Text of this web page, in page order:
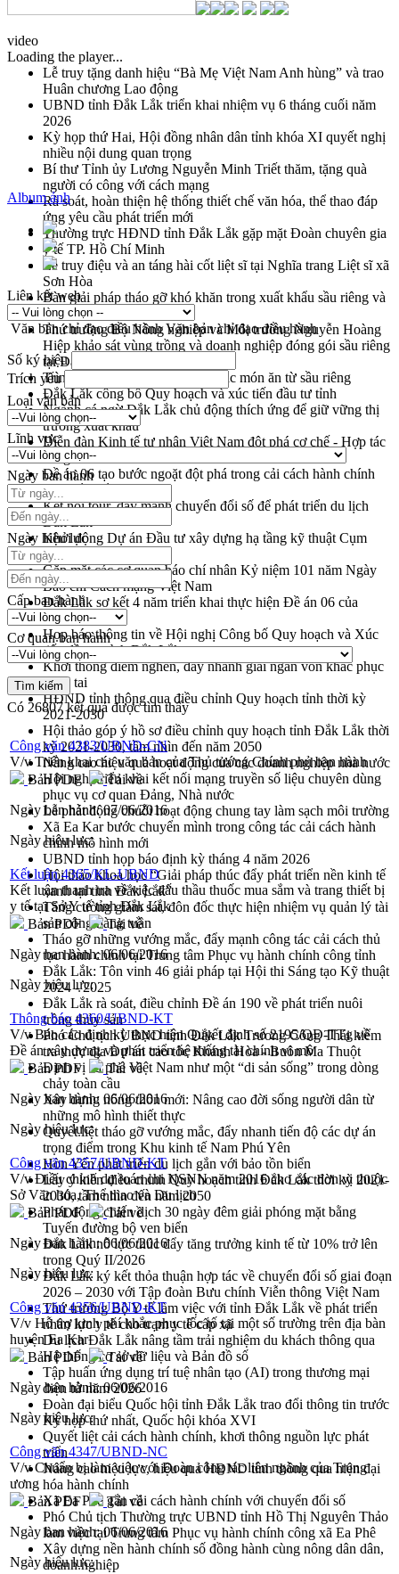
video
Loading the player...
Lễ truy tặng danh hiệu “Bà Mẹ Việt Nam Anh hùng” và trao
Huân chương Lao động
UBND tỉnh Đắk Lắk triển khai nhiệm vụ 6 tháng cuối năm
2026
Kỳ họp thứ Hai, Hội đồng nhân dân tỉnh khóa XI quyết nghị
nhiều nội dung quan trọng
Bí thư Tỉnh ủy Lương Nguyễn Minh Triết thăm, tặng quà
người có công với cách mạng
Rà soát, hoàn thiện hệ thống thiết chế văn hóa, thể thao đáp
ứng yêu cầu phát triển mới
Thường trực HĐND tỉnh Đắk Lắk gặp mặt Đoàn chuyên gia
y tế TP. Hồ Chí Minh
Lễ truy điệu và an táng hài cốt liệt sĩ tại Nghĩa trang Liệt sĩ xã
Sơn Hòa
Bàn giải pháp tháo gỡ khó khăn trong xuất khẩu sầu riêng và
triển khai quy định EUDR
Thứ trưởng Bộ Nông nghiệp và Môi trường Nguyễn Hoàng
Hiệp khảo sát vùng trồng và doanh nghiệp đóng gói sầu riêng
tại Đắk Lắk
Trình diễn nghệ thuật chế biến các món ăn từ sầu riêng
Đắk Lắk công bố Quy hoạch và xúc tiến đầu tư tỉnh
Ngành cá ngừ Đắk Lắk chủ động thích ứng để giữ vững thị
trường xuất khẩu
Diễn đàn Kinh tế tư nhân Việt Nam đột phá cơ chế - Hợp tác
công tư
Đề án 06 tạo bước ngoặt đột phá trong cải cách hành chính
tỉnh Đắk Lắk
Kết nối tour, đẩy mạnh chuyển đổi số để phát triển du lịch
Đắk Lắk
Khởi động Dự án Đầu tư xây dựng hạ tầng kỹ thuật Cụm
công nghiệp Tân Tiến
Gặp mặt các cơ quan báo chí nhân Kỷ niệm 101 năm Ngày
Báo chí Cách mạng Việt Nam
Đắk Lắk sơ kết 4 năm triển khai thực hiện Đề án 06 của
Chính phủ
Họp báo thông tin về Hội nghị Công bố Quy hoạch và Xúc
tiến đầu tư tỉnh Đắk Lắk
Khơi thông điểm nghẽn, đẩy nhanh giải ngân vốn khắc phục
thiên tai
HĐND tỉnh thông qua điều chỉnh Quy hoạch tỉnh thời kỳ
2021-2030
Hội thảo góp ý hồ sơ điều chỉnh quy hoạch tỉnh Đắk Lắk thời
kỳ 2021-2030, tầm nhìn đến năm 2050
Nâng cao hiệu quả hoạt động của các doanh nghiệp nhà nước
Hội nghị triển khai kết nối mạng truyền số liệu chuyên dùng
phục vụ cơ quan Đảng, Nhà nước
Lễ phát động chuỗi hoạt động chung tay làm sạch môi trường
Xã Ea Kar bước chuyển mình trong công tác cải cách hành
chính mô hình mới
UBND tỉnh họp báo định kỳ tháng 4 năm 2026
Hội thảo khoa học “Giải pháp thúc đẩy phát triển nền kinh tế
xanh tại tỉnh Đắk Lắk”
Tăng cường giám sát, đôn đốc thực hiện nhiệm vụ quản lý tài
sản công hàng tuần
Tháo gỡ những vướng mắc, đẩy mạnh công tác cải cách thủ
tục hành chính tại Trung tâm Phục vụ hành chính công tỉnh
Đắk Lắk: Tôn vinh 46 giải pháp tại Hội thi Sáng tạo Kỹ thuật
2024 - 2025
Đắk Lắk rà soát, điều chỉnh Đề án 190 về phát triển nuôi
trồng thủy sản
Phó Chủ tịch UBND tỉnh Đắk Lắk Trương Công Thái kiểm
tra thực địa Dự án cao tốc Khánh Hòa - Buôn Ma Thuột
Định vị cà phê Việt Nam như một “di sản sống” trong dòng
chảy toàn cầu
Xây dựng nông thôn mới: Nâng cao đời sống người dân từ
những mô hình thiết thực
Quyết liệt tháo gỡ vướng mắc, đẩy nhanh tiến độ các dự án
trọng điểm trong Khu kinh tế Nam Phú Yên
Hòn Yến phát triển du lịch gắn với bảo tồn biển
Lấy ý kiến điều chỉnh Quy hoạch tỉnh Đắk Lắk thời kỳ 2021-
2030, tầm nhìn đến năm 2050
Phát động chiến dịch 30 ngày đêm giải phóng mặt bằng
Tuyến đường bộ ven biển
Đắk Lắk nỗ lực thúc đẩy tăng trưởng kinh tế từ 10% trở lên
trong Quý II/2026
Đắk Lắk ký kết thỏa thuận hợp tác về chuyển đổi số giai đoạn
2026 – 2030 với Tập đoàn Bưu chính Viễn thông Việt Nam
Thứ trưởng Bộ Y tế làm việc với tỉnh Đắk Lắk về phát triển
nhân lực y tế cho trạm y tế cấp xã
Du lịch Đắk Lắk nâng tầm trải nghiệm du khách thông qua
Hệ thống cơ sở dữ liệu và Bản đồ số
Tập huấn ứng dụng trí tuệ nhân tạo (AI) trong thương mại
điện tử năm 2026
Đoàn đại biểu Quốc hội tỉnh Đắk Lắk trao đổi thông tin trước
Kỳ họp thứ nhất, Quốc hội khóa XVI
Quyết liệt cải cách hành chính, khơi thông nguồn lực phát
triển
Nâng cao hiệu lực, hiệu quả HĐND tỉnh thông qua hiện đại
hóa hành chính
Xã Ea Phê gắn cải cách hành chính với chuyển đổi số
Phó Chủ tịch Thường trực UBND tỉnh Hồ Thị Nguyên Thảo
làm việc tại Trung tâm Phục vụ hành chính công xã Ea Phê
Xây dựng nền hành chính số đồng hành cùng nông dân dân,
doanh nghiệp
Album ảnh
Liên kết web
Văn bản chỉ đạo điều hành Văn bản chỉ đạo điều hành
Số ký hiệu
Trích yếu
Loại văn bản
Lĩnh vực
Ngày ban hành
Ngày hiệu lực
Cấp ban hành
Cơ quan ban hành
Có 26807kết quả được tìm thấy
Công văn 4383/UBND-CN
V/v Triển khai các văn bản của Thủ tướng Chính phủ ban hành
Bản PDF
Tải về
Ngày ban hành:07/06/2016
Ngày hiệu lực:
Kết luận 4365/KL-UBND
Kết luận thanh tra về việc đấu thầu thuốc mua sắm và trang thiết bị
y tế tại Sở Y tế tỉnh Đắk Lắk
Bản PDF
Tải về
Ngày ban hành:06/06/2016
Ngày hiệu lực:
Thông báo 4360/UBND-KT
V/v Báo cáo định kỳ thực hiện Quyết định số 2195/QĐ-TTg về
Đề án xây dựng và phát triển hệ thống tài chính vi mô
Bản PDF
Tải về
Ngày ban hành: 06/06/2016
Ngày hiệu lực:
Công văn 4357/UBND-KT
V/v Điều chỉnh dự toán chi NSNN năm 2016 cho các đơn vị thuộc
Sở Văn hóa, Thể thao và Du lịch
Bản PDF
Tải về
Ngày ban hành:06/06/2016
Ngày hiệu lực:
Công văn 4356/UBND-KT
V/v Hỗ trợ kinh phí khắc phục lốc tố tại một số trường trên địa bàn
huyện Ea Kar
Bản PDF
Tải về
Ngày ban hành:06/06/2016
Ngày hiệu lực:
Công văn 4347/UBND-NC
V/v Chuẩn bị làm việc với Đoàn công tác liên ngành của Trung
ương
Bản PDF
Tải về
Ngày ban hành:06/06/2016
Ngày hiệu lực: